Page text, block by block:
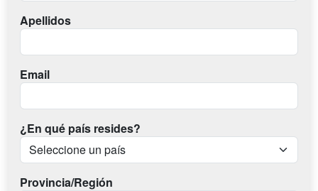
Apellidos
Email
¿En qué país resides?
Provincia/Región